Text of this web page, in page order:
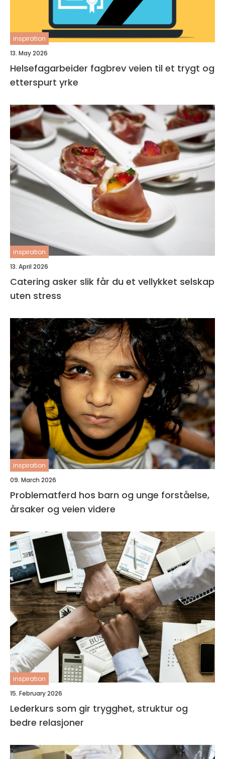
inspiration
13. May 2026
Helsefagarbeider fagbrev veien til et trygt og
etterspurt yrke
inspiration
13. April 2026
Catering asker slik får du et vellykket selskap
uten stress
inspiration
09. March 2026
Problematferd hos barn og unge forståelse,
årsaker og veien videre
inspiration
15. February 2026
Lederkurs som gir trygghet, struktur og
bedre relasjoner